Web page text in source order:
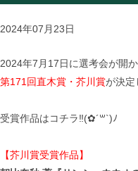
2024年07月23日
2024年7月17日に選考会が開
第171回直木賞・芥川賞が決定
受賞作品はコチラ‼(✿´꒳`)ﾉ
【芥川賞受賞作品】